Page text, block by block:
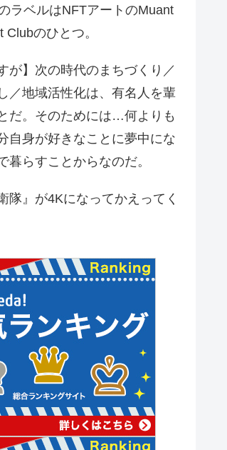
ラベルはNFTアートのMuant
Clubのひとつ。
が】次の時代のまちづくり／
／地域活性化は、有名人を輩
だ。そのためには…何よりも
自身が好きなことに夢中にな
暮らすことからなのだ。
隊』が4Kになってかえってく